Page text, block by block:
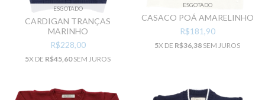
ESGOTADO
CARDIGAN TRANÇAS
MARINHO
R$228,00
5X DE R$45,60SEM JUROS
ESGOTADO
CASACO POÁ AMARELINHO
R$181,90
5X DE R$36,38 SEM JUROS